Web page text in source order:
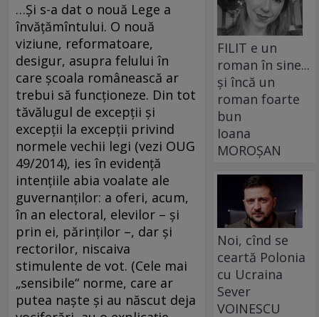
…Şi s-a dat o nouă Lege a
învăţămîntului. O nouă
viziune, reformatoare,
desigur, asupra felului în
care şcoala românească ar
trebui să funcţioneze. Din tot
tăvălugul de excepţii şi
excepţii la excepţii privind
normele vechii legi (vezi OUG
49/2014), ies în evidenţă
intenţiile abia voalate ale
guvernanţilor: a oferi, acum,
în an electoral, elevilor – şi
prin ei, părinţilor –, dar şi
rectorilor, niscaiva
stimulente de vot. (Cele mai
„sensibile“ norme, care ar
putea naşte şi au născut deja
FILIT e un
roman în sine...
și încă un
roman foarte
bun
Ioana
MOROȘAN
Noi, cînd se
ceartă Polonia
cu Ucraina
Sever
VOINESCU